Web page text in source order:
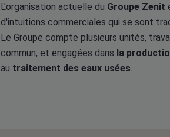
L'organisation actuelle du Groupe Zenit
d'intuitions commerciales qui se sont
Le Groupe compte plusieurs unités,
commun, et engagées dans la
au traitement des eaux usées.